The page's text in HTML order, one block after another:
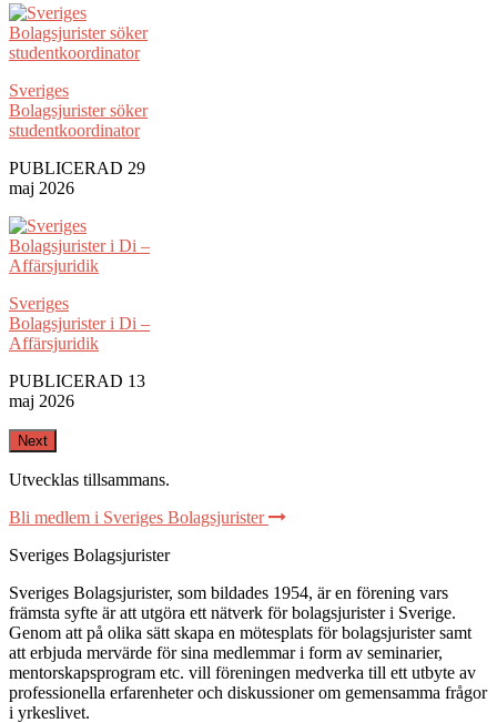
Sveriges
Bolagsjurister söker
studentkoordinator
PUBLICERAD 29
maj 2026
Sveriges
Bolagsjurister i Di –
Affärsjuridik
PUBLICERAD 13
maj 2026
Next
Utvecklas tillsammans.
Bli medlem i Sveriges Bolagsjurister
Sveriges Bolagsjurister
Sveriges Bolagsjurister, som bildades 1954, är en förening vars
främsta syfte är att utgöra ett nätverk för bolagsjurister i Sverige.
Genom att på olika sätt skapa en mötesplats för bolagsjurister samt
att erbjuda mervärde för sina medlemmar i form av seminarier,
mentorskapsprogram etc. vill föreningen medverka till ett utbyte av
professionella erfarenheter och diskussioner om gemensamma frågor
i yrkeslivet.